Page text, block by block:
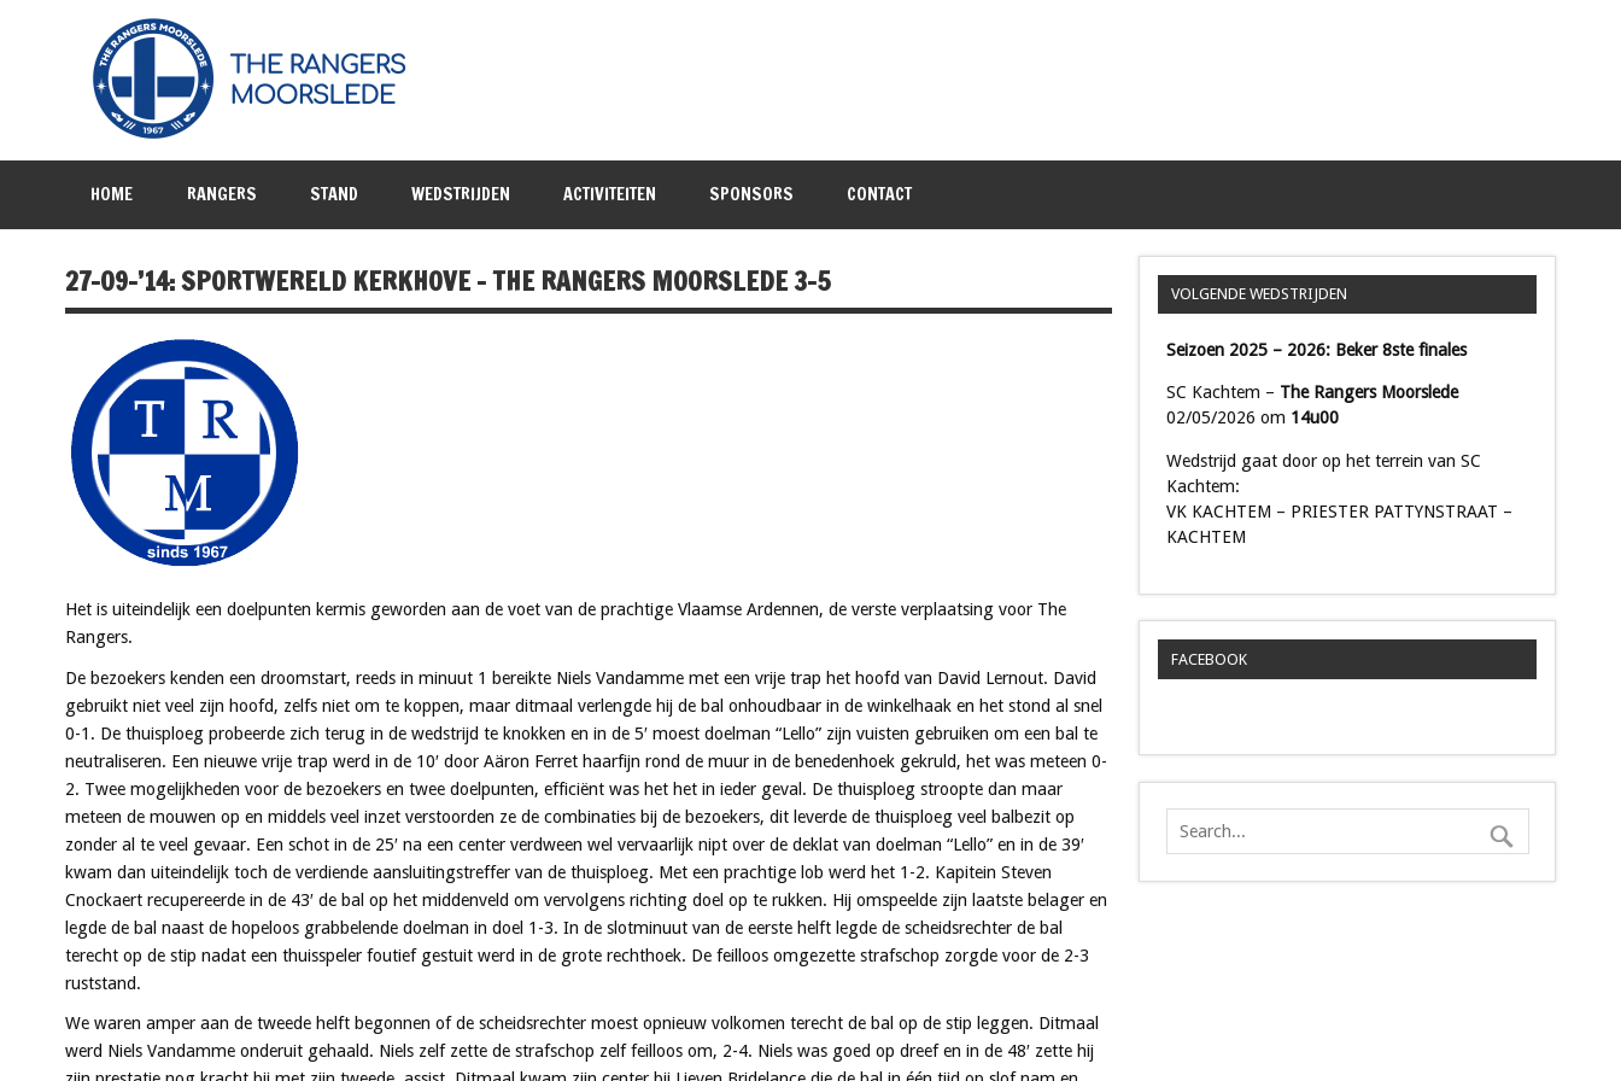
HOME RANGERS STAND WEDSTRIJDEN ACTIVITEITEN SPONSORS CONTACT
27-09-’14: SPORTWERELD KERKHOVE – THE RANGERS MOORSLEDE 3-5
Het is uiteindelijk een doelpunten kermis geworden aan de voet van de prachtige Vlaamse Ardennen, de verste verplaatsing voor The
Rangers.
De bezoekers kenden een droomstart, reeds in minuut 1 bereikte Niels Vandamme met een vrije trap het hoofd van David Lernout. David
gebruikt niet veel zijn hoofd, zelfs niet om te koppen, maar ditmaal verlengde hij de bal onhoudbaar in de winkelhaak en het stond al snel
0-1. De thuisploeg probeerde zich terug in de wedstrijd te knokken en in de 5′ moest doelman “Lello” zijn vuisten gebruiken om een bal te
neutraliseren. Een nieuwe vrije trap werd in de 10′ door Aäron Ferret haarfijn rond de muur in de benedenhoek gekruld, het was meteen 0-
2. Twee mogelijkheden voor de bezoekers en twee doelpunten, efficiënt was het het in ieder geval. De thuisploeg stroopte dan maar
meteen de mouwen op en middels veel inzet verstoorden ze de combinaties bij de bezoekers, dit leverde de thuisploeg veel balbezit op
zonder al te veel gevaar. Een schot in de 25′ na een center verdween wel vervaarlijk nipt over de deklat van doelman “Lello” en in de 39′
kwam dan uiteindelijk toch de verdiende aansluitingstreffer van de thuisploeg. Met een prachtige lob werd het 1-2. Kapitein Steven
Cnockaert recupereerde in de 43′ de bal op het middenveld om vervolgens richting doel op te rukken. Hij omspeelde zijn laatste belager en
legde de bal naast de hopeloos grabbelende doelman in doel 1-3. In de slotminuut van de eerste helft legde de scheidsrechter de bal
terecht op de stip nadat een thuisspeler foutief gestuit werd in de grote rechthoek. De feilloos omgezette strafschop zorgde voor de 2-3
ruststand.
We waren amper aan de tweede helft begonnen of de scheidsrechter moest opnieuw volkomen terecht de bal op de stip leggen. Ditmaal
werd Niels Vandamme onderuit gehaald. Niels zelf zette de strafschop zelf feilloos om, 2-4. Niels was goed op dreef en in de 48′ zette hij
VOLGENDE WEDSTRIJDEN
Seizoen 2025 – 2026: Beker 8ste finales
SC Kachtem – The Rangers Moorslede
02/05/2026 om 14u00
Wedstrijd gaat door op het terrein van SC
Kachtem:
VK KACHTEM – PRIESTER PATTYNSTRAAT –
KACHTEM
FACEBOOK